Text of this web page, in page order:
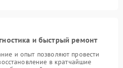
и быстрый ремонт
и опыт позволяют провести
в кратчайшие